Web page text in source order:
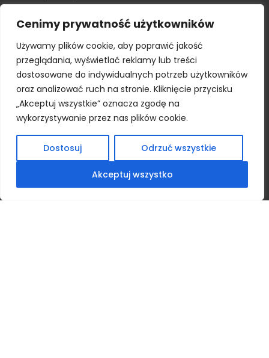
Cenimy prywatność użytkowników
Używamy plików cookie, aby poprawić jakość
przeglądania, wyświetlać reklamy lub treści
dostosowane do indywidualnych potrzeb użytkowników
oraz analizować ruch na stronie. Kliknięcie przycisku
„Akceptuj wszystkie” oznacza zgodę na
wykorzystywanie przez nas plików cookie.
Dostosuj Odrzuć wszystkie
Akceptuj wszystko
Contact details
790 854 454
biomus@wp.pl
Opening hours
Monday - Friday
00 - 15.00
Address data
Biomus sp. z o.o.
20-329 Lublin